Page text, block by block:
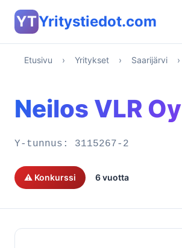
YTYritystiedot.com
Etusivu › Yritykset › Saarijärvi ›
Neilos VLR Oy
Y-tunnus: 3115267-2
⚠️ Konkurssi 6 vuotta